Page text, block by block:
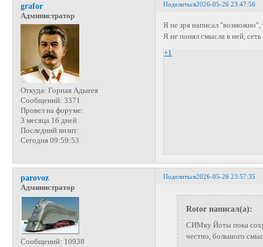
Поделиться2026-05-26 23:47:56
grafor
Администратор
Откуда: Горная Адыгея
Сообщений: 3371
Провел на форуме:
3 месяца 16 дней
Последний визит:
Сегодня 09:59:53
Я не зря написал "возможно",
Я не понял смысла в ней,
+1
Поделиться2026-05-26 23:57:35
parovoz
Администратор
Сообщений: 10938
Rotor написал(а):
СИМку Йоты пока
честно, большого